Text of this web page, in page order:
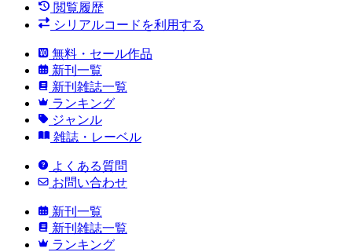
閲覧履歴
シリアルコードを利用する
無料・セール作品
新刊一覧
新刊雑誌一覧
ランキング
ジャンル
雑誌・レーベル
よくある質問
お問い合わせ
新刊一覧
新刊雑誌一覧
ランキング